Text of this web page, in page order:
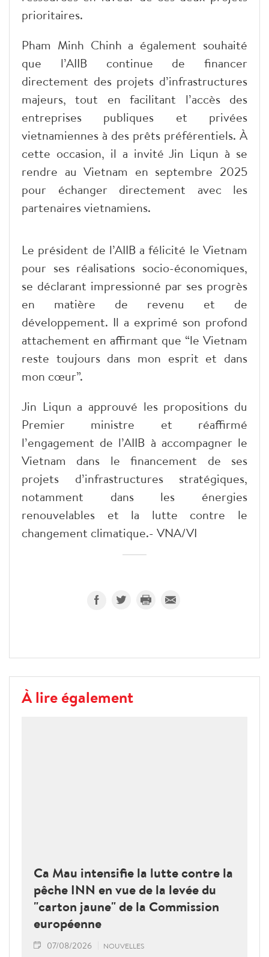
prioritaires.
Pham Minh Chinh a également souhaité
que l’AIIB continue de financer
directement des projets d’infrastructures
majeurs, tout en facilitant l’accès des
entreprises publiques et privées
vietnamiennes à des prêts préférentiels. À
cette occasion, il a invité Jin Liqun à se
rendre au Vietnam en septembre 2025
pour échanger directement avec les
partenaires vietnamiens.
Le président de l’AIIB a félicité le Vietnam
pour ses réalisations socio-économiques,
se déclarant impressionné par ses progrès
en matière de revenu et de
développement. Il a exprimé son profond
attachement en affirmant que “le Vietnam
reste toujours dans mon esprit et dans
mon cœur”.
Jin Liqun a approuvé les propositions du
Premier ministre et réaffirmé
l’engagement de l’AIIB à accompagner le
Vietnam dans le financement de ses
projets d’infrastructures stratégiques,
notamment dans les énergies
renouvelables et la lutte contre le
changement climatique.- VNA/VI
À lire également
Ca Mau intensifie la lutte contre la
pêche INN en vue de la levée du
"carton jaune" de la Commission
européenne
07/08/2026 NOUVELLES